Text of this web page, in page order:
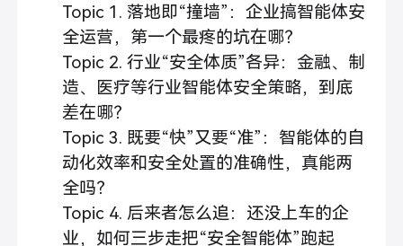
Topic 1. 落地即“撞墙”：企业搞智能体安
全运营，第一个最疼的坑在哪？
Topic 2. 行业“安全体质”各异：金融、制
造、医疗等行业智能体安全策略，到底
差在哪？
Topic 3. 既要“快”又要“准”：智能体的自
动化效率和安全处置的准确性，真能两
全吗？
Topic 4. 后来者怎么追：还没上车的企
业，如何三步走把“安全智能体”跑起